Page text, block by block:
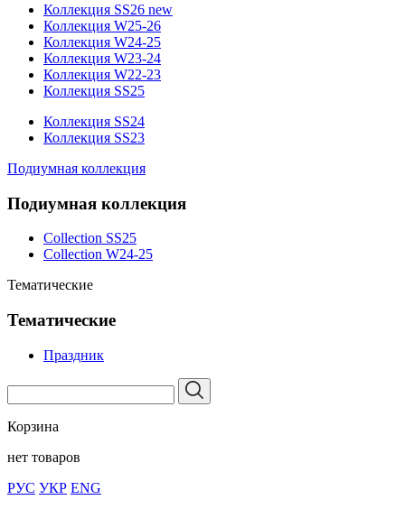
Коллекция SS26 new
Коллекция W25-26
Коллекция W24-25
Коллекция W23-24
Коллекция W22-23
Коллекция SS25
Коллекция SS24
Коллекция SS23
Подиумная коллекция
Подиумная коллекция
Collection SS25
Collection W24-25
Тематические
Тематические
Праздник
Корзина
нет товаров
РУС УКР ENG